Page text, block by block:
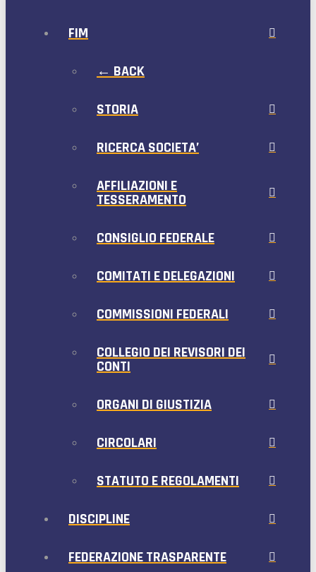
FIM
← BACK
STORIA
RICERCA SOCIETA’
AFFILIAZIONI E
TESSERAMENTO
CONSIGLIO FEDERALE
COMITATI E DELEGAZIONI
COMMISSIONI FEDERALI
COLLEGIO DEI REVISORI DEI
CONTI
ORGANI DI GIUSTIZIA
CIRCOLARI
STATUTO E REGOLAMENTI
DISCIPLINE
FEDERAZIONE TRASPARENTE